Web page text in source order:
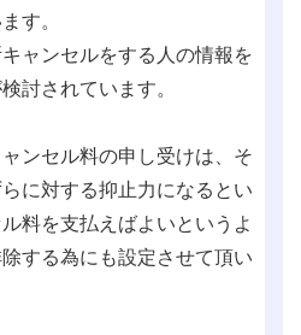
す。
ャンセルをする人の情報を
討されています。
ンセル料の申し受けは、そ
に対する抑止力になるとい
料を支払えばよいというよ
する為にも設定させて頂い